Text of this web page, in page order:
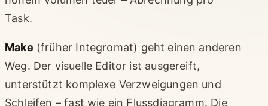
Task.
Make (früher Integromat) geht einen anderen
Weg. Der visuelle Editor ist ausgereift,
unterstützt komplexe Verzweigungen und
Schleifen – fast wie ein Flussdiagramm. Die